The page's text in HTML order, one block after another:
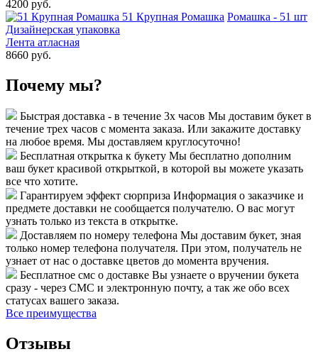
4200 руб.
51 Крупная Ромашка Ромашка - 51 шт
Дизайнерская упаковка
Лента атласная
8660 руб.
Почему мы?
Быстрая доставка - в течение 3х часов Мы доставим букет в
течение трех часов с момента заказа. Или закажите доставку
на любое время. Мы доставляем круглосуточно!
Бесплатная открытка к букету Мы бесплатно дополним
ваш букет красивой открыткой, в которой вы можете указать
все что хотите.
Гарантируем эффект сюрприза Информация о заказчике и
предмете доставки не сообщается получателю. О вас могут
узнать только из текста в открытке.
Доставляем по номеру телефона Мы доставим букет, зная
только номер телефона получателя. При этом, получатель не
узнает от нас о доставке цветов до момента вручения.
Бесплатное смс о доставке Вы узнаете о вручении букета
сразу - через СМС и электронную почту, а так же обо всех
статусах вашего заказа.
Все преимущества
Отзывы